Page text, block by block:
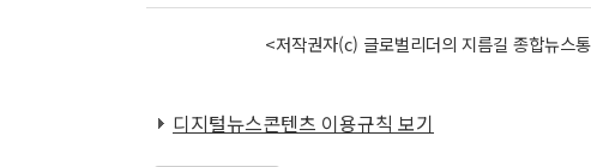
<저작권자(c) 글로벌리더의 지름길 종합뉴
디지털뉴스콘텐츠 이용규칙 보기